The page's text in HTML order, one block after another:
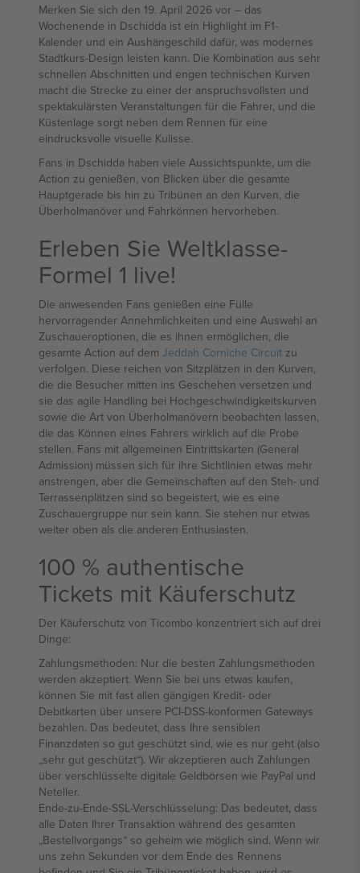
Merken Sie sich den 19. April 2026 vor – das
Wochenende in Dschidda ist ein Highlight im F1-
Kalender und ein Aushängeschild dafür, was modernes
Stadtkurs-Design leisten kann. Die Kombination aus sehr
schnellen Abschnitten und engen technischen Kurven
macht die Strecke zu einer der anspruchsvollsten und
spektakulärsten Veranstaltungen für die Fahrer, und die
Küstenlage sorgt neben dem Rennen für eine
eindrucksvolle visuelle Kulisse.
Fans in Dschidda haben viele Aussichtspunkte, um die
Action zu genießen, von Blicken über die gesamte
Hauptgerade bis hin zu Tribünen an den Kurven, die
Überholmanöver und Fahrkönnen hervorheben.
Erleben Sie Weltklasse-
Formel 1 live!
Die anwesenden Fans genießen eine Fülle
hervorragender Annehmlichkeiten und eine Auswahl an
Zuschaueroptionen, die es ihnen ermöglichen, die
gesamte Action auf dem Jeddah Corniche Circuit zu
verfolgen. Diese reichen von Sitzplätzen in den Kurven,
die die Besucher mitten ins Geschehen versetzen und
sie das agile Handling bei Hochgeschwindigkeitskurven
sowie die Art von Überholmanövern beobachten lassen,
die das Können eines Fahrers wirklich auf die Probe
stellen. Fans mit allgemeinen Eintrittskarten (General
Admission) müssen sich für ihre Sichtlinien etwas mehr
anstrengen, aber die Gemeinschaften auf den Steh- und
Terrassenplätzen sind so begeistert, wie es eine
Zuschauergruppe nur sein kann. Sie stehen nur etwas
weiter oben als die anderen Enthusiasten.
100 % authentische
Tickets mit Käuferschutz
Der Käuferschutz von Ticombo konzentriert sich auf drei
Dinge:
Zahlungsmethoden: Nur die besten Zahlungsmethoden
werden akzeptiert. Wenn Sie bei uns etwas kaufen,
können Sie mit fast allen gängigen Kredit- oder
Debitkarten über unsere PCI-DSS-konformen Gateways
bezahlen. Das bedeutet, dass Ihre sensiblen
Finanzdaten so gut geschützt sind, wie es nur geht (also
„sehr gut geschützt“). Wir akzeptieren auch Zahlungen
über verschlüsselte digitale Geldbörsen wie PayPal und
Neteller.
Ende-zu-Ende-SSL-Verschlüsselung: Das bedeutet, dass
alle Daten Ihrer Transaktion während des gesamten
„Bestellvorgangs“ so geheim wie möglich sind. Wenn wir
uns zehn Sekunden vor dem Ende des Rennens